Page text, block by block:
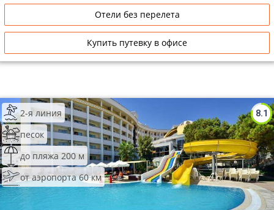
Отели без перелета
Купить путевку в офисе
8.1
2-я линия
песок
до пляжа 200 м
от аэропорта 60 км
Сетевые отели Вьетнама
Сетевые отели Бали
Сетевые отели Сейшел
Сетевые отели Маврикия